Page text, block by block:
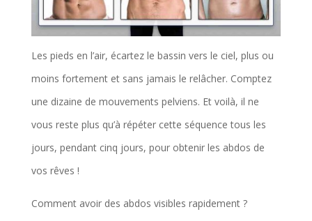
Les pieds en l’air, écartez le bassin vers le ciel, plus ou
moins fortement et sans jamais le relâcher. Comptez
une dizaine de mouvements pelviens. Et voilà, il ne
vous reste plus qu’à répéter cette séquence tous les
jours, pendant cinq jours, pour obtenir les abdos de
vos rêves !
Comment avoir des abdos visibles rapidement ?